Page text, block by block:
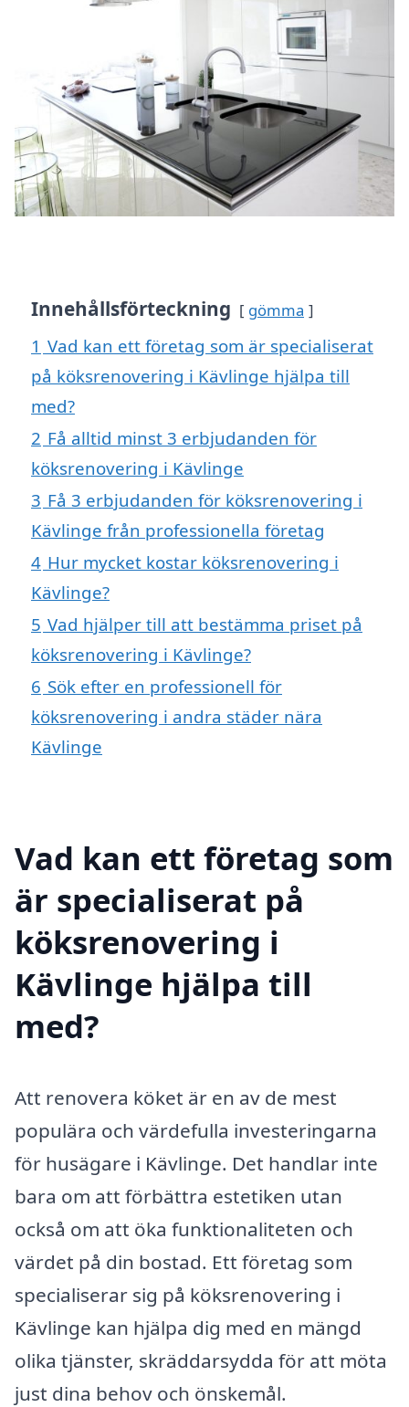
Innehållsförteckning gömma
1 Vad kan ett företag som är specialiserat
på köksrenovering i Kävlinge hjälpa till
med?
2 Få alltid minst 3 erbjudanden för
köksrenovering i Kävlinge
3 Få 3 erbjudanden för köksrenovering i
Kävlinge från professionella företag
4 Hur mycket kostar köksrenovering i
Kävlinge?
5 Vad hjälper till att bestämma priset på
köksrenovering i Kävlinge?
6 Sök efter en professionell för
köksrenovering i andra städer nära
Kävlinge
Vad kan ett företag som
är specialiserat på
köksrenovering i
Kävlinge hjälpa till
med?
Att renovera köket är en av de mest
populära och värdefulla investeringarna
för husägare i Kävlinge. Det handlar inte
bara om att förbättra estetiken utan
också om att öka funktionaliteten och
värdet på din bostad. Ett företag som
specialiserar sig på köksrenovering i
Kävlinge kan hjälpa dig med en mängd
olika tjänster, skräddarsydda för att möta
just dina behov och önskemål.